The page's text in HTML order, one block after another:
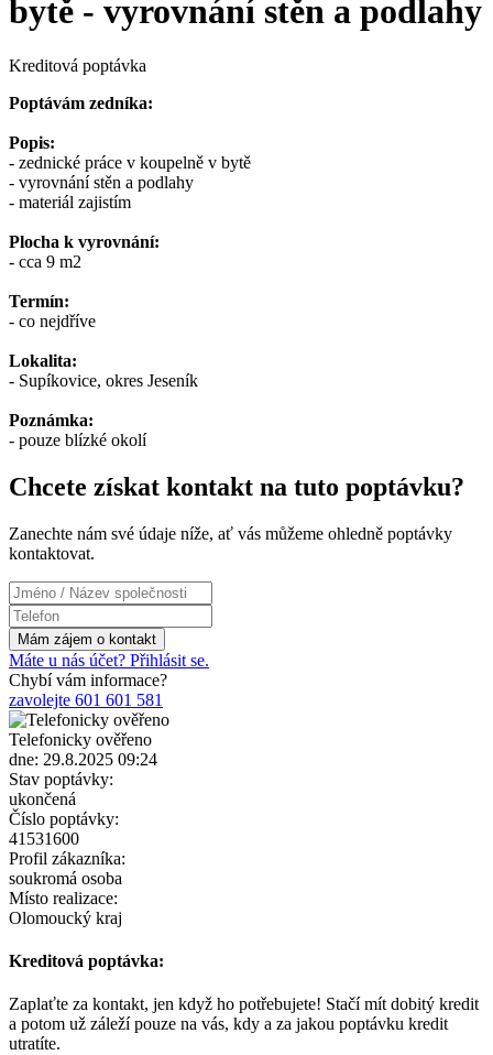
bytě - vyrovnání stěn a podlahy
Kreditová poptávka
Poptávám zedníka:
Popis:
- zednické práce v koupelně v bytě
- vyrovnání stěn a podlahy
- materiál zajistím
Plocha k vyrovnání:
- cca 9 m2
Termín:
- co nejdříve
Lokalita:
- Supíkovice, okres Jeseník
Poznámka:
- pouze blízké okolí
Chcete získat kontakt na tuto poptávku?
Zanechte nám své údaje níže, ať vás můžeme ohledně poptávky
kontaktovat.
Máte u nás účet? Přihlásit se.
Chybí vám informace?
zavolejte 601 601 581
Telefonicky ověřeno
dne: 29.8.2025 09:24
Stav poptávky:
ukončená
Číslo poptávky:
41531600
Profil zákazníka:
soukromá osoba
Místo realizace:
Olomoucký kraj
Kreditová poptávka:
Zaplaťte za kontakt, jen když ho potřebujete! Stačí mít dobitý kredit
a potom už záleží pouze na vás, kdy a za jakou poptávku kredit
utratíte.